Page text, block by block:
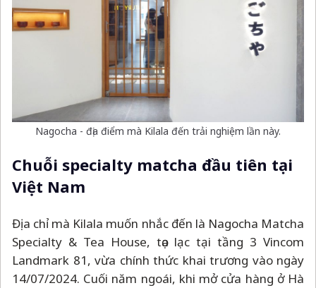
Nagocha - địa điểm mà Kilala đến trải nghiệm lần này.
Chuỗi specialty matcha đầu tiên tại
Việt Nam
Địa chỉ mà Kilala muốn nhắc đến là Nagocha Matcha
Specialty & Tea House, tọa lạc tại tầng 3 Vincom
Landmark 81, vừa chính thức khai trương vào ngày
14/07/2024. Cuối năm ngoái, khi mở cửa hàng ở Hà